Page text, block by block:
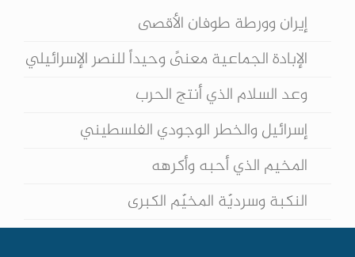
إيران وورطة طوفان الأقصى
الإبادة الجماعية معنىً وحيداً للنصر الإسرائيلي
وعد السلام الذي أنتج الحرب
إسرائيل والخطر الوجودي الفلسطيني
المخيم الذي أحبه وأكرهه
النكبة وسرديّة المخيّم الكبرى